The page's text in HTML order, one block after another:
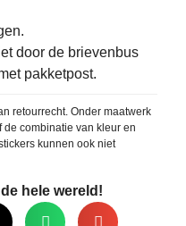
door de brievenbus
pakketpost.
retourrecht. Onder maatwerk
combinatie van kleur en
kunnen ook niet
hele wereld!